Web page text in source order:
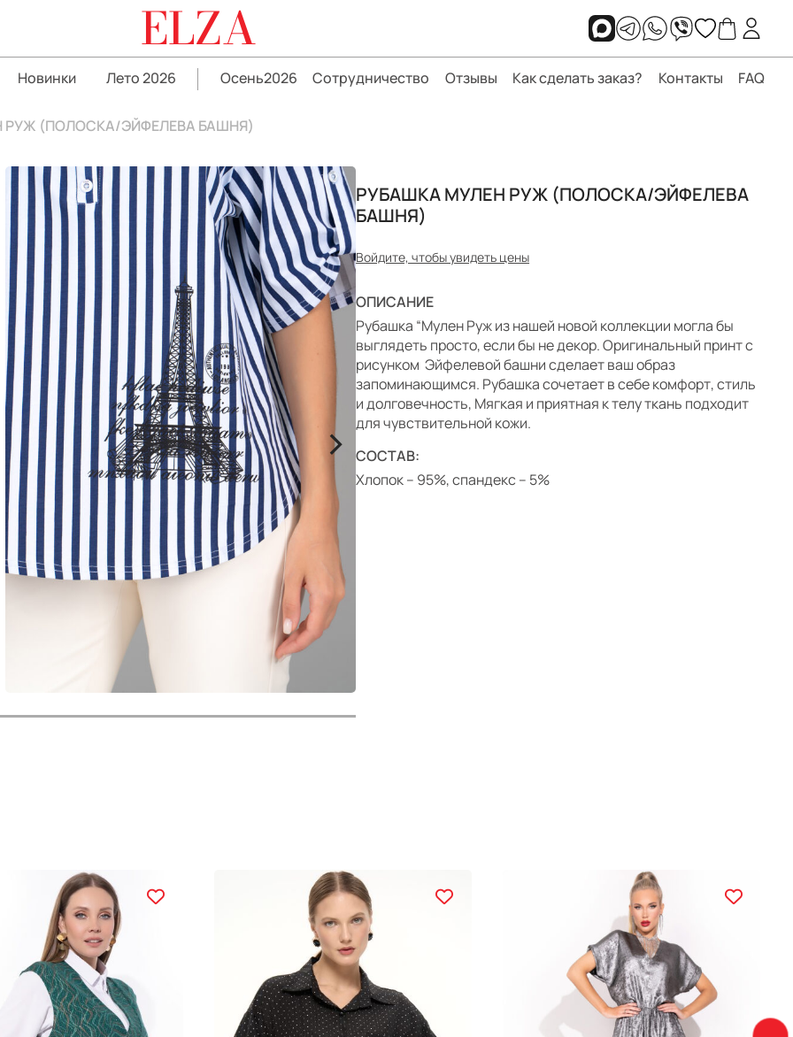
ELZA
Новинки Лето 2026 Осень2026 Сотрудничество Отзывы Как сделать заказ? Контакты FAQ
РУЖ (ПОЛОСКА/ЭЙФЕЛЕВА БАШНЯ)
>
РУБАШКА МУЛЕН РУЖ (ПОЛОСКА/ЭЙФЕЛЕВА
БАШНЯ)
Войдите, чтобы увидеть цены
ОПИСАНИЕ
Рубашка “Мулен Руж из нашей новой коллекции могла бы
выглядеть просто, если бы не декор. Оригинальный принт с
рисунком Эйфелевой башнисделает ваш образ
запоминающимся. Рубашка сочетает в себе комфорт, стиль
и долговечность, Мягкая и приятная к телу ткань подходит
для чувствительной кожи.
СОСТАВ:
Хлопок – 95%, спандекс – 5%